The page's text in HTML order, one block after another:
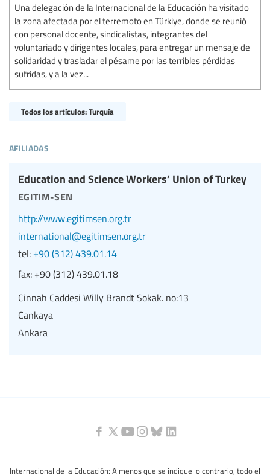
Una delegación de la Internacional de la Educación ha visitado
la zona afectada por el terremoto en Türkiye, donde se reunió
con personal docente, sindicalistas, integrantes del
voluntariado y dirigentes locales, para entregar un mensaje de
solidaridad y trasladar el pésame por las terribles pérdidas
sufridas, y a la vez...
Todos los artículos: Turquía
afiliadas
Education and Science Workers’ Union of Turkey
egitim-sen
http://www.egitimsen.org.tr
international@egitimsen.org.tr
tel: +90 (312) 439.01.14
fax: +90 (312) 439.01.18
Cinnah Caddesi Willy Brandt Sokak. no:13
Cankaya
Ankara
Internacional de la Educación: A menos que se indique lo contrario, todo el